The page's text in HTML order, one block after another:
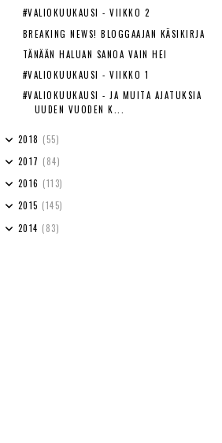
#VALIOKUUKAUSI - VIIKKO 2
BREAKING NEWS! BLOGGAAJAN KÄSIKIRJA
TÄNÄÄN HALUAN SANOA VAIN HEI
#VALIOKUUKAUSI - VIIKKO 1
#VALIOKUUKAUSI - JA MUITA AJATUKSIA
UUDEN VUODEN K...
2018 (55)
2017 (84)
2016 (113)
2015 (145)
2014 (83)